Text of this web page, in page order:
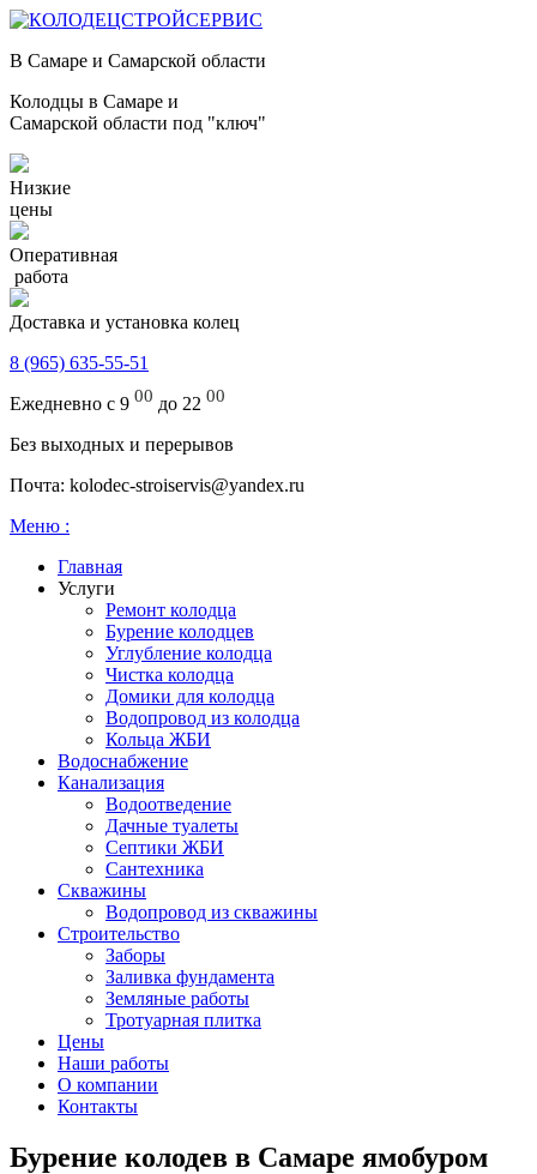
В Самаре и Самарской области
Колодцы в Самаре и
Самарской области под "ключ"
Низкие
цены
Оперативная
работа
Доставка и установка колец
8 (965) 635-55-51
Ежедневно с 9 00 до 22 00
Без выходных и перерывов
Почта: kolodec-stroiservis@yandex.ru
Меню :
Главная
Услуги
Ремонт колодца
Бурение колодцев
Углубление колодца
Чистка колодца
Домики для колодца
Водопровод из колодца
Кольца ЖБИ
Водоснабжение
Канализация
Водоотведение
Дачные туалеты
Септики ЖБИ
Сантехника
Скважины
Водопровод из скважины
Строительство
Заборы
Заливка фундамента
Земляные работы
Тротуарная плитка
Цены
Наши работы
О компании
Контакты
Бурение колодев в Самаре ямобуром